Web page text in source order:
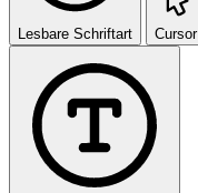
Lesbare Schriftart Cursor